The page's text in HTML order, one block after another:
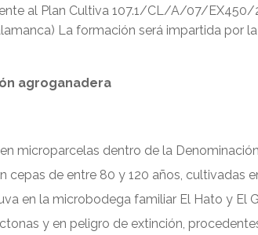
al Plan Cultiva 107.1/CL/A/07/
La formación será impartida por
agroganadera
microparcelas dentro de la
cepas de entre 80 y 120 años, cultivadas
en la microbodega familiar El Hato y El
y en peligro de extinción,